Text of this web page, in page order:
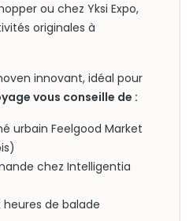
ou chez Yksi Expo,
originales à
innovant, idéal pour
vous conseille de :
urbain Feelgood Market
chez Intelligentia
de balade